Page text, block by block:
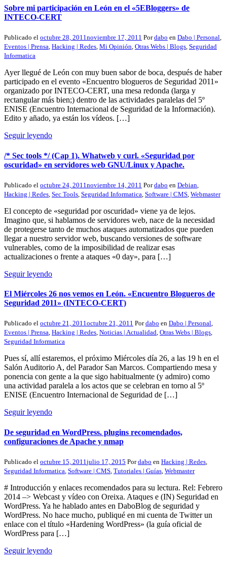
Sobre mi participación en León en el «5EBloggers» de
INTECO-CERT
Publicado el octubre 28, 2011noviembre 17, 2011 Pordabo en Dabo | Personal,
Eventos | Prensa, Hacking | Redes, Mi Opinión, Otras Webs | Blogs, Seguridad
Informatica
Ayer llegué de León con muy buen sabor de boca, después de haber
participado en el evento «Encuentro blogueros de Seguridad 2011»
organizado por INTECO-CERT, una mesa redonda (larga y
rectangular más bien;) dentro de las actividades paralelas del 5º
ENISE (Encuentro Internacional de Seguridad de la Información).
Edito y añado, ya están los vídeos. […]
Seguir leyendo
/* Sec tools */ (Cap 1). Whatweb y curl. «Seguridad por
oscuridad» en servidores web GNU/Linux y Apache.
Publicado el octubre 24, 2011 noviembre 14, 2011 Pordabo en Debian
Hacking | Redes Sec Tools Seguridad Informatica Software | CMS Webmaster
El concepto de «seguridad por oscuridad» viene ya de lejos.
Imagino que, si hablamos de servidores web, nace de la necesidad
de protegerse tanto de muchos ataques automatizados que pueden
llegar a nuestro servidor web, buscando versiones de software
vulnerables, como de la imposibilidad de realizar esas
actualizaciones o frente a ataques «0 day», para […]
Seguir leyendo
El Miércoles 26 nos vemos en León. «Encuentro Blogueros de
Seguridad 2011» (INTECO-CERT)
Publicado el octubre 21, 2011octubre 21, 2011 Pordabo en Dabo | Personal,
Eventos | Prensa, Hacking | Redes, Noticias | Actualidad, Otras Webs | Blogs,
Seguridad Informatica
Pues sí, allí estaremos, el próximo Miércoles día 26, a las 19 h en el
Salón Auditorio A, del Parador San Marcos. Compartiendo mesa y
ponencia con gente a la que sigo habitualmente (y admiro) como
una actividad paralela a los actos que se celebran en torno al 5º
ENISE (Encuentro Internacional de Seguridad de […]
Seguir leyendo
De seguridad en WordPress. plugins recomendados,
configuraciones de Apache y nmap
Publicado el octubre 15, 2011julio 17, 2015 Pordabo en Hacking | Redes,
Seguridad Informatica, Software | CMS, Tutoriales | Guías, Webmaster
# Introducción y enlaces recomendados para su lectura. Rel: Febrero
2014 –> Webcast y vídeo con Oreixa. Ataques e (IN) Seguridad en
WordPress. Ya he hablado antes en DaboBlog de seguridad y
WordPress. No hace mucho, publiqué en mi cuenta de Twitter un
enlace con el título «Hardening WordPress» (la guía oficial de
WordPress para […]
Seguir leyendo